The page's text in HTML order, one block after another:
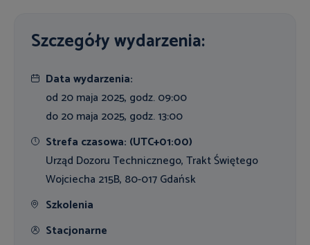
Szczegóły wydarzenia:
Data wydarzenia:
od 20 maja 2025, godz. 09:00
do 20 maja 2025, godz. 13:00
Strefa czasowa: (UTC+01:00)
Urząd Dozoru Technicznego, Trakt Świętego
Wojciecha 215B, 80-017 Gdańsk
Szkolenia
Stacjonarne